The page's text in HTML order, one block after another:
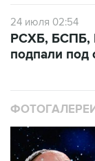
24 июля 02:54
РСХБ, БСПБ,
подпали под